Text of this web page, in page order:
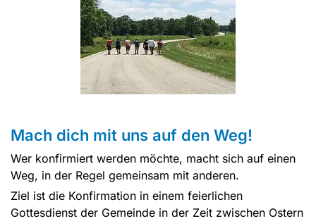
Mach dich mit uns auf den Weg!
Wer konfirmiert werden möchte, macht sich auf einen
Weg, in der Regel gemeinsam mit anderen.
Ziel ist die Konfirmation in einem feierlichen
Gottesdienst der Gemeinde in der Zeit zwischen Ostern